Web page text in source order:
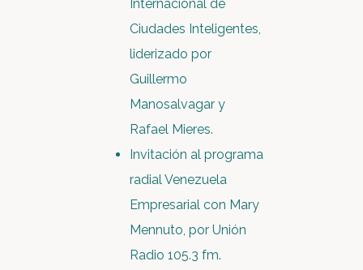
Internacional de
Ciudades Inteligentes,
liderizado por
Guillermo
Manosalvagar y
Rafael Mieres.
Invitación al programa
radial Venezuela
Empresarial con Mary
Mennuto, por Unión
Radio 105.3 fm.